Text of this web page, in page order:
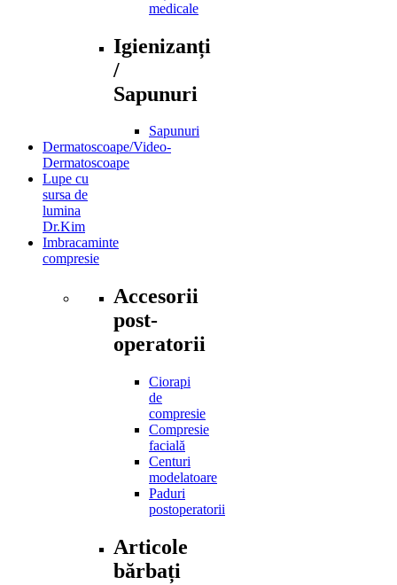
medicale
Igienizanți
/
Sapunuri
Sapunuri
Dermatoscoape/Video-
Dermatoscoape
Lupe cu
sursa de
lumina
Dr.Kim
Imbracaminte
compresie
Accesorii
post-
operatorii
Ciorapi
de
compresie
Compresie
facială
Centuri
modelatoare
Paduri
postoperatorii
Articole
bărbați